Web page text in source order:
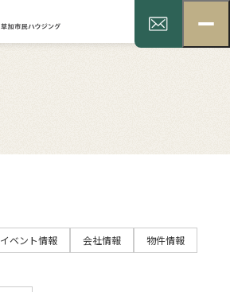
イベント情報 会社情報 物件情報